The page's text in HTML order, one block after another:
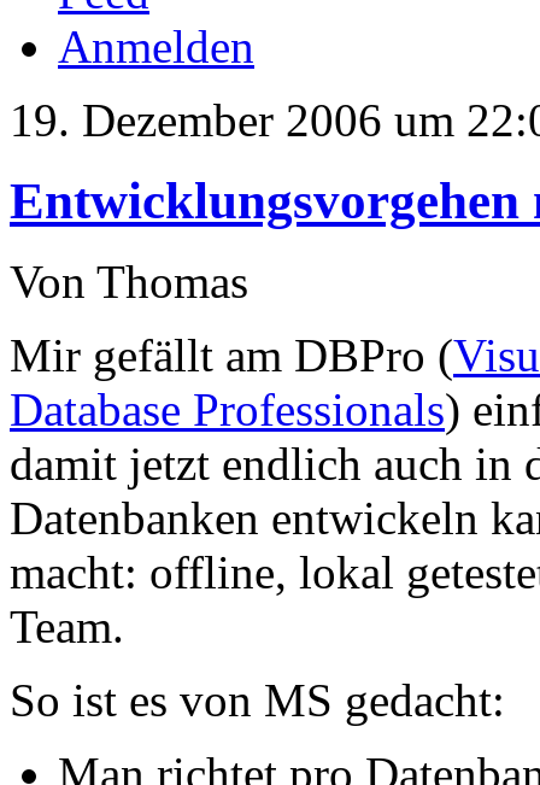
Anmelden
19. Dezember 2006 um
Von Thomas
Mir gefällt am DBPro (
Database Professionals)
damit jetzt endlich auch in
Datenbanken entwickeln
macht: offline, lokal
Team.
So ist es von MS gedacht:
Man richtet pro